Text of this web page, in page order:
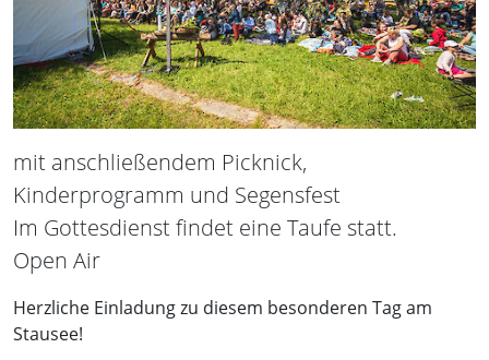
mit anschließendem Picknick,
Kinderprogramm und Segensfest
Im Gottesdienst findet eine Taufe statt.
Open Air
Herzliche Einladung zu diesem besonderen Tag am
Stausee!